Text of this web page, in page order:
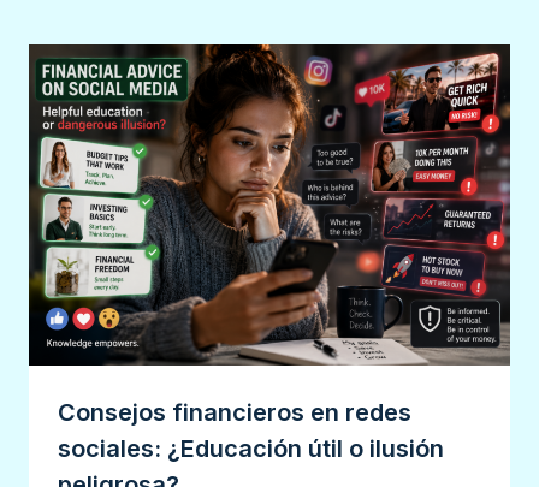
Consejos financieros en redes
sociales: ¿Educación útil o ilusión